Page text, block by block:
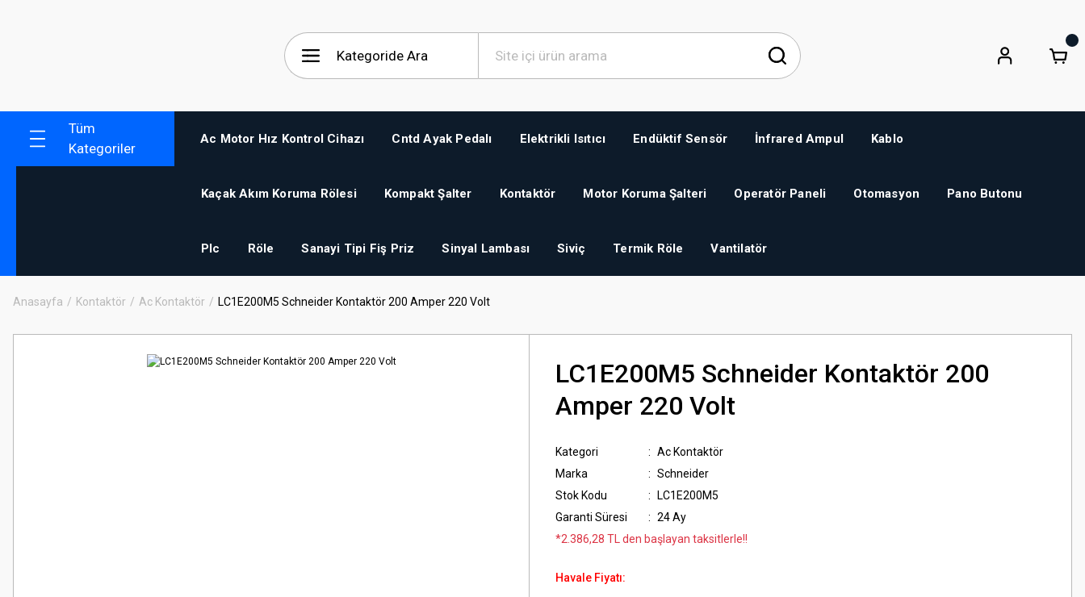
Tüm
Kategoriler
Ac Motor Hız Kontrol Cihazı Cntd Ayak Pedalı Elektrikli Isıtıcı Endüktif Sensör İnfrared Ampul Kablo
Kaçak Akım Koruma Rölesi Kompakt Şalter Kontaktör Motor Koruma Şalteri Operatör Paneli Otomasyon Pano Butonu
Plc Röle Sanayi Tipi Fiş Priz Sinyal Lambası Siviç Termik Röle Vantilatör
Anasayfa Kontaktör Ac Kontaktör LC1E200M5 Schneider Kontaktör 200 Amper 220 Volt
LC1E200M5 Schneider Kontaktör 200
Amper 220 Volt
Kategori
Ac Kontaktör
Marka
Schneider
Stok Kodu
LC1E200M5
Garanti Süresi
24 Ay
*2.386,28 TL den başlayan taksitlerle!!
Havale Fiyatı: